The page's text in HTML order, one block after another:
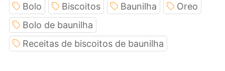
Bolo Biscoitos Baunilha
Oreo
Bolo de baunilha
Receitas de biscoitos de baunilha